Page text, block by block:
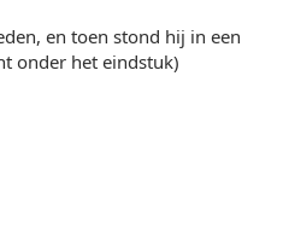
en toen stond hij in een
onder het eindstuk)